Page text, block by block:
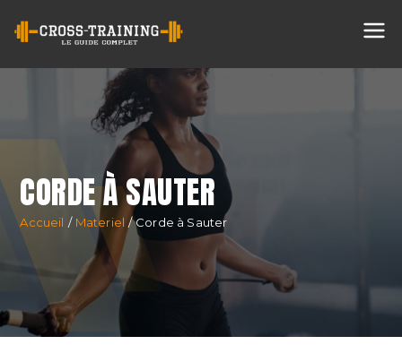
Cross
Training
CORDE À SAUTER
Accueil Materiel Corde à Sauter